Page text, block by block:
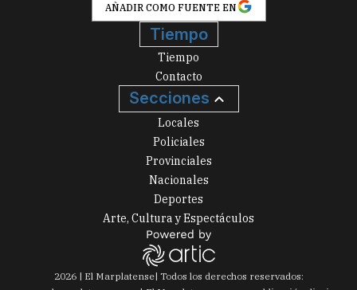
AÑADIR COMO FUENTE EN
Tiempo
Tiempo
Contacto
Secciones
Locales
Policiales
Provinciales
Nacionales
Deportes
Arte, Cultura y Espectáculos
2026| El Marplatense| Todos los derechos reservados: